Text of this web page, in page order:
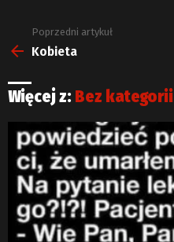
Zobacz
więcej
Poprzedni artykuł
Kobieta
Więcej z: Bez kategorii